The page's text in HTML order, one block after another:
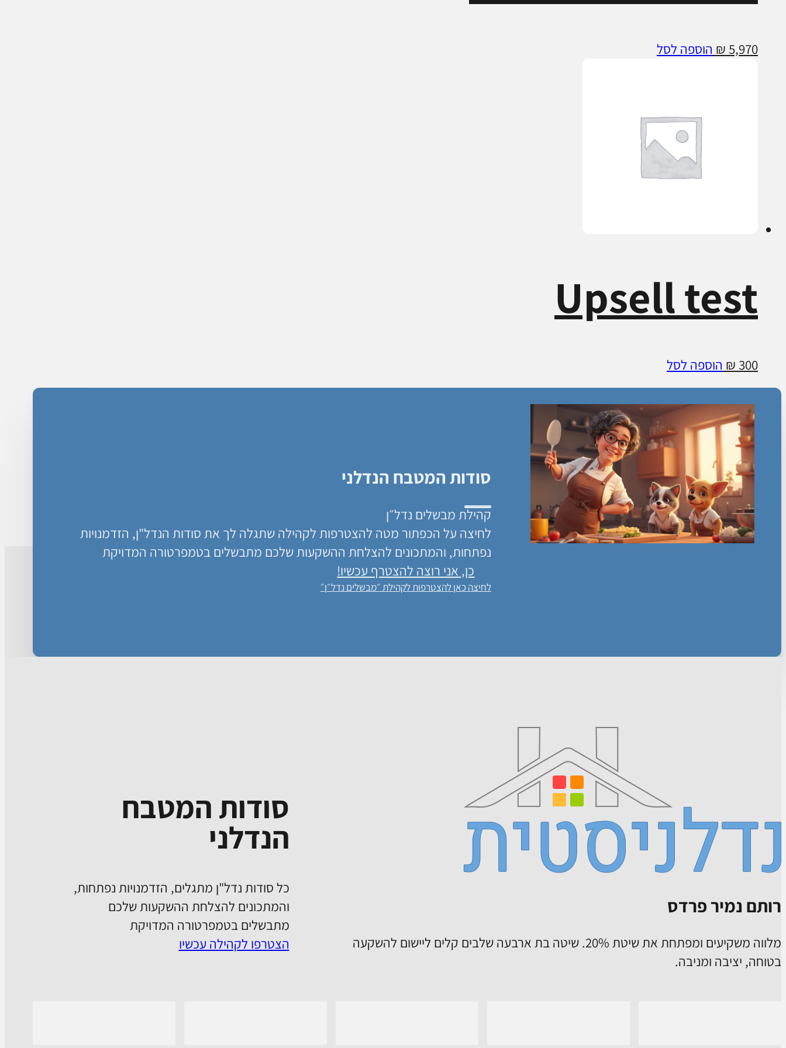
₪ 5,970 הוספה לסל
Upsell test
₪ 300 הוספה לסל
סודות המטבח הנדלני
קהילת מבשלים נדל״ן
לחיצה על הכפתור מטה להצטרפות לקהילה שתגלה לך את סודות הנדל"ן, הזדמנויות
נפתחות, והמתכונים להצלחת ההשקעות שלכם מתבשלים בטמפרטורה המדויקת
כן, אני רוצה להצטרף עכשיו!
לחיצה כאן להצטרפות לקהילת ״מבשלים נדל״ן״
רותם נמיר פרדס
מלווה משקיעים ומפתחת את שיטת 20%. שיטה בת ארבעה שלבים קלים ליישום להשקעה
בטוחה, יציבה ומניבה.
סודות המטבח
הנדלני
כל סודות נדל"ן מתגלים, הזדמנויות נפתחות,
והמתכונים להצלחת ההשקעות שלכם
מתבשלים בטמפרטורה המדויקת
הצטרפו לקהילה עכשיו